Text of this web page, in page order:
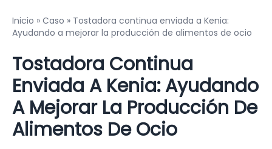
Inicio » Caso » Tostadora continua enviada a Kenia:
Ayudando a mejorar la producción de alimentos de ocio
Tostadora Continua
Enviada A Kenia: Ayudando
A Mejorar La Producción De
Alimentos De Ocio